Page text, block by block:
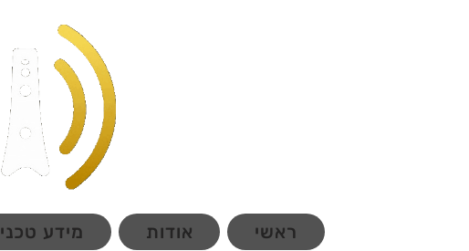
מידע טכני אודות ראשי